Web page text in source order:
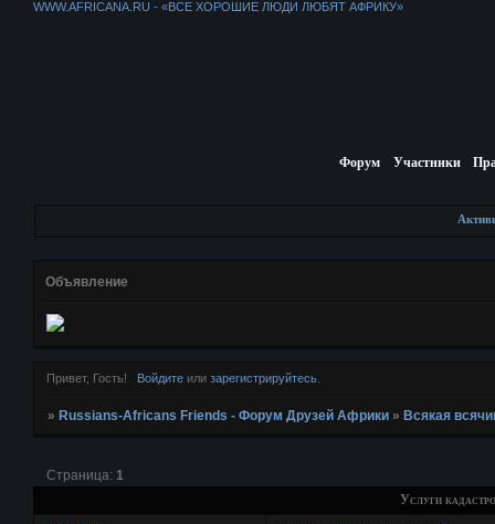
WWW.AFRICANA.RU - «ВСЕ ХОРОШИЕ ЛЮДИ ЛЮБЯТ АФРИКУ»
Форум Участники
Объявление
Привет, Гость! Войдитеили зарегистрируйтесь.
» Russians-Africans Friends - Форум Друзей Африки » Всякая
Услуги
Страница: 1